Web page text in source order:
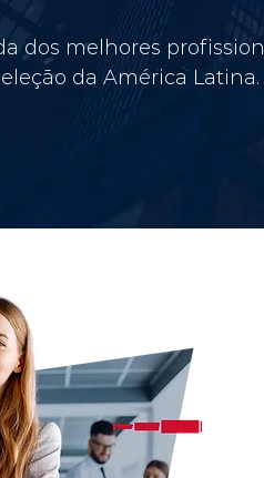
dos melhores
da América Latina.